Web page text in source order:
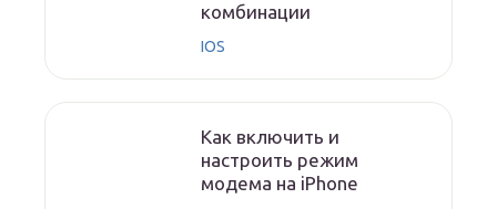
комбинации
IOS
Как включить и
настроить режим
модема на iPhone